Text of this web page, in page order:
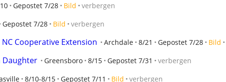
Gepostet 7/28 Bild verbergen
Gepostet 7/28 Bild verbergen
Cooperative Extension Archdale 8/21 Gepostet 7/28 Bild
Daughter Greensboro 8/15 Gepostet 7/31 verbergen
8/10-8/15 Gepostet 7/11 Bild verbergen